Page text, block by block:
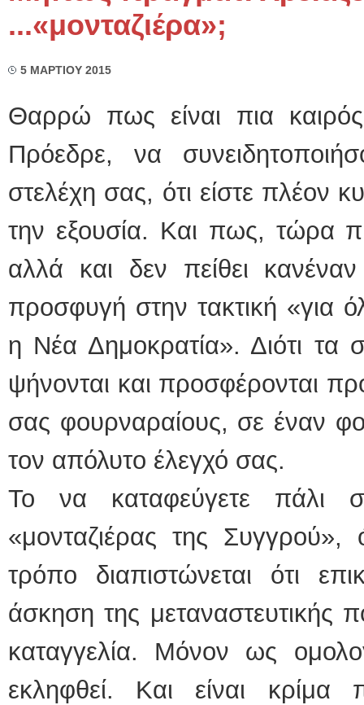
...«μονταζιέρα»;
5 ΜΑΡΤΙΟΥ 2015
Θαρρώ πως είναι πια
Πρόεδρε, να
στελέχη σας, ότι είστε πλέον
την εξουσία. Και πως, τώρα
αλλά και δεν πείθει
προσφυγή στην τακτική «για
η Νέα Δημοκρατία». Διότι τα
ψήνονται και προσφέρονται
σας φουρναραίους, σε έναν
τον απόλυτο έλεγχό σας.
Το να καταφεύγετε πάλι
«μονταζιέρας της
τρόπο διαπιστώνεται ότι
άσκηση της μεταναστευτικής
καταγγελία. Μόνον ως
εκληφθεί. Και είναι κρίμα